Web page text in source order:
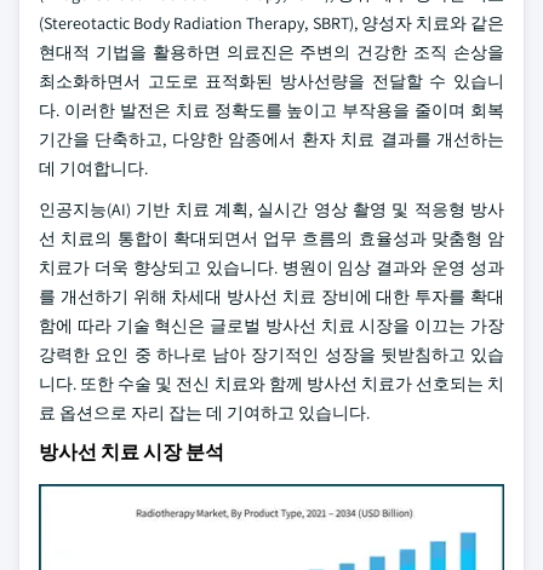
(Stereotactic Body Radiation Therapy, SBRT), 양성자 치료와 같은
현대적 기법을 활용하면 의료진은 주변의 건강한 조직 손상을
최소화하면서 고도로 표적화된 방사선량을 전달할 수 있습니
다. 이러한 발전은 치료 정확도를 높이고 부작용을 줄이며 회복
기간을 단축하고, 다양한 암종에서 환자 치료 결과를 개선하는
데 기여합니다.
인공지능(AI) 기반 치료 계획, 실시간 영상 촬영 및 적응형 방사
선 치료의 통합이 확대되면서 업무 흐름의 효율성과 맞춤형 암
치료가 더욱 향상되고 있습니다. 병원이 임상 결과와 운영 성과
를 개선하기 위해 차세대 방사선 치료 장비에 대한 투자를 확대
함에 따라 기술 혁신은 글로벌 방사선 치료 시장을 이끄는 가장
강력한 요인 중 하나로 남아 장기적인 성장을 뒷받침하고 있습
니다. 또한 수술 및 전신 치료와 함께 방사선 치료가 선호되는 치
료 옵션으로 자리 잡는 데 기여하고 있습니다.
방사선 치료 시장 분석